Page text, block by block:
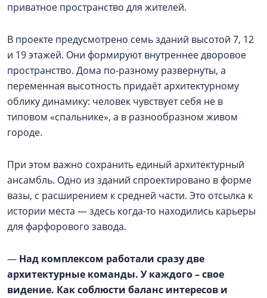
приватное пространство для жителей.
В проекте предусмотрено семь зданий высотой 7, 12
и 19 этажей. Они формируют внутреннее дворовое
пространство. Дома по-разному развернуты, а
переменная высотность придаёт архитектурному
облику динамику: человек чувствует себя не в
типовом «спальнике», а в разнообразном живом
городе.
При этом важно сохранить единый архитектурный
ансамбль. Одно из зданий спроектировано в форме
вазы, с расширением к средней части. Это отсылка к
истории места — здесь когда-то находились карьеры
для фарфорового завода.
— Над комплексом работали сразу две
архитектурные команды. У каждого – свое
видение. Как соблюсти баланс интересов и